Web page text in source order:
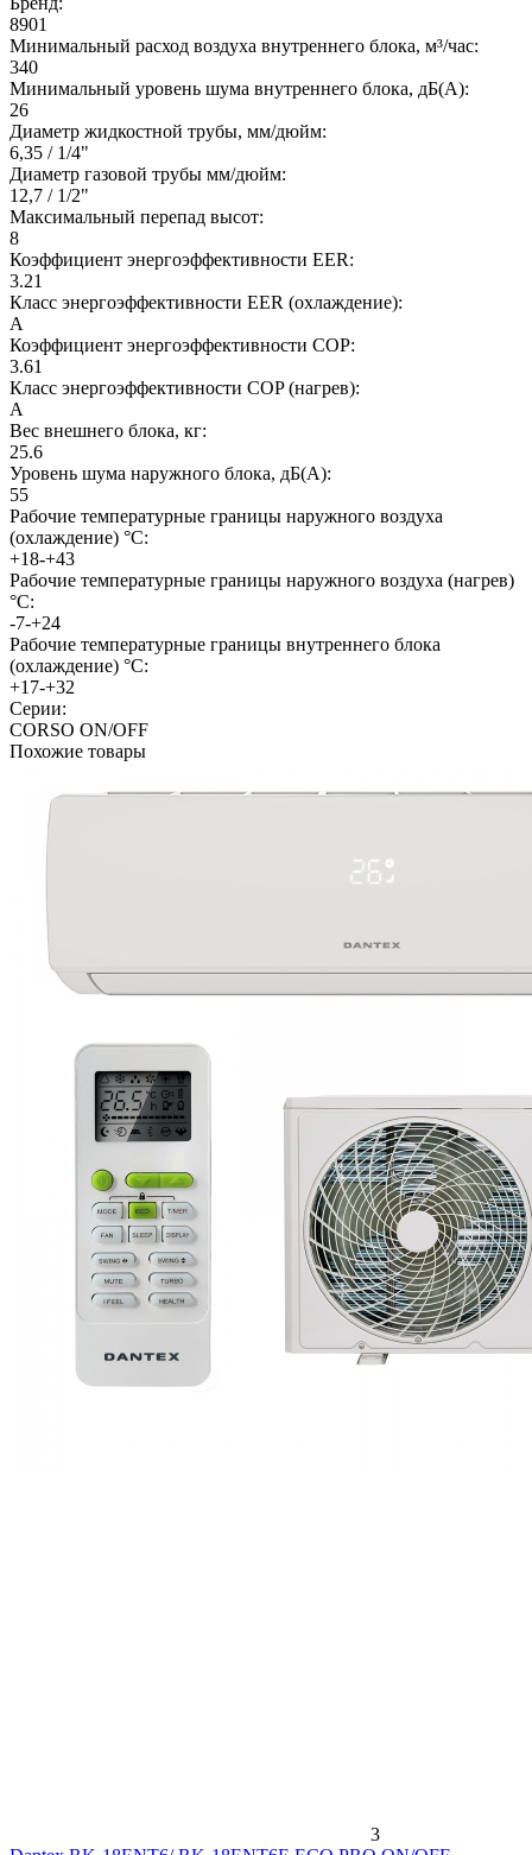
8901
Минимальный расход воздуха внутреннего блока, м³/час:
340
Минимальный уровень шума внутреннего блока, дБ(А):
26
Диаметр жидкостной трубы, мм/дюйм:
6,35 / 1/4"
Диаметр газовой трубы мм/дюйм:
12,7 / 1/2"
Максимальный перепад высот:
8
Коэффициент энергоэффективности EER:
3.21
Класс энергоэффективности EER (охлаждение):
A
Коэффициент энергоэффективности COP:
3.61
Класс энергоэффективности COP (нагрев):
A
Вес внешнего блока, кг:
25.6
Уровень шума наружного блока, дБ(А):
55
Рабочие температурные границы наружного воздуха
(охлаждение) °C:
+18-+43
Рабочие температурные границы наружного воздуха (нагрев)
°C:
-7-+24
Рабочие температурные границы внутреннего блока
(охлаждение) °C:
+17-+32
Серии:
CORSO ON/OFF
Похожие товары
3